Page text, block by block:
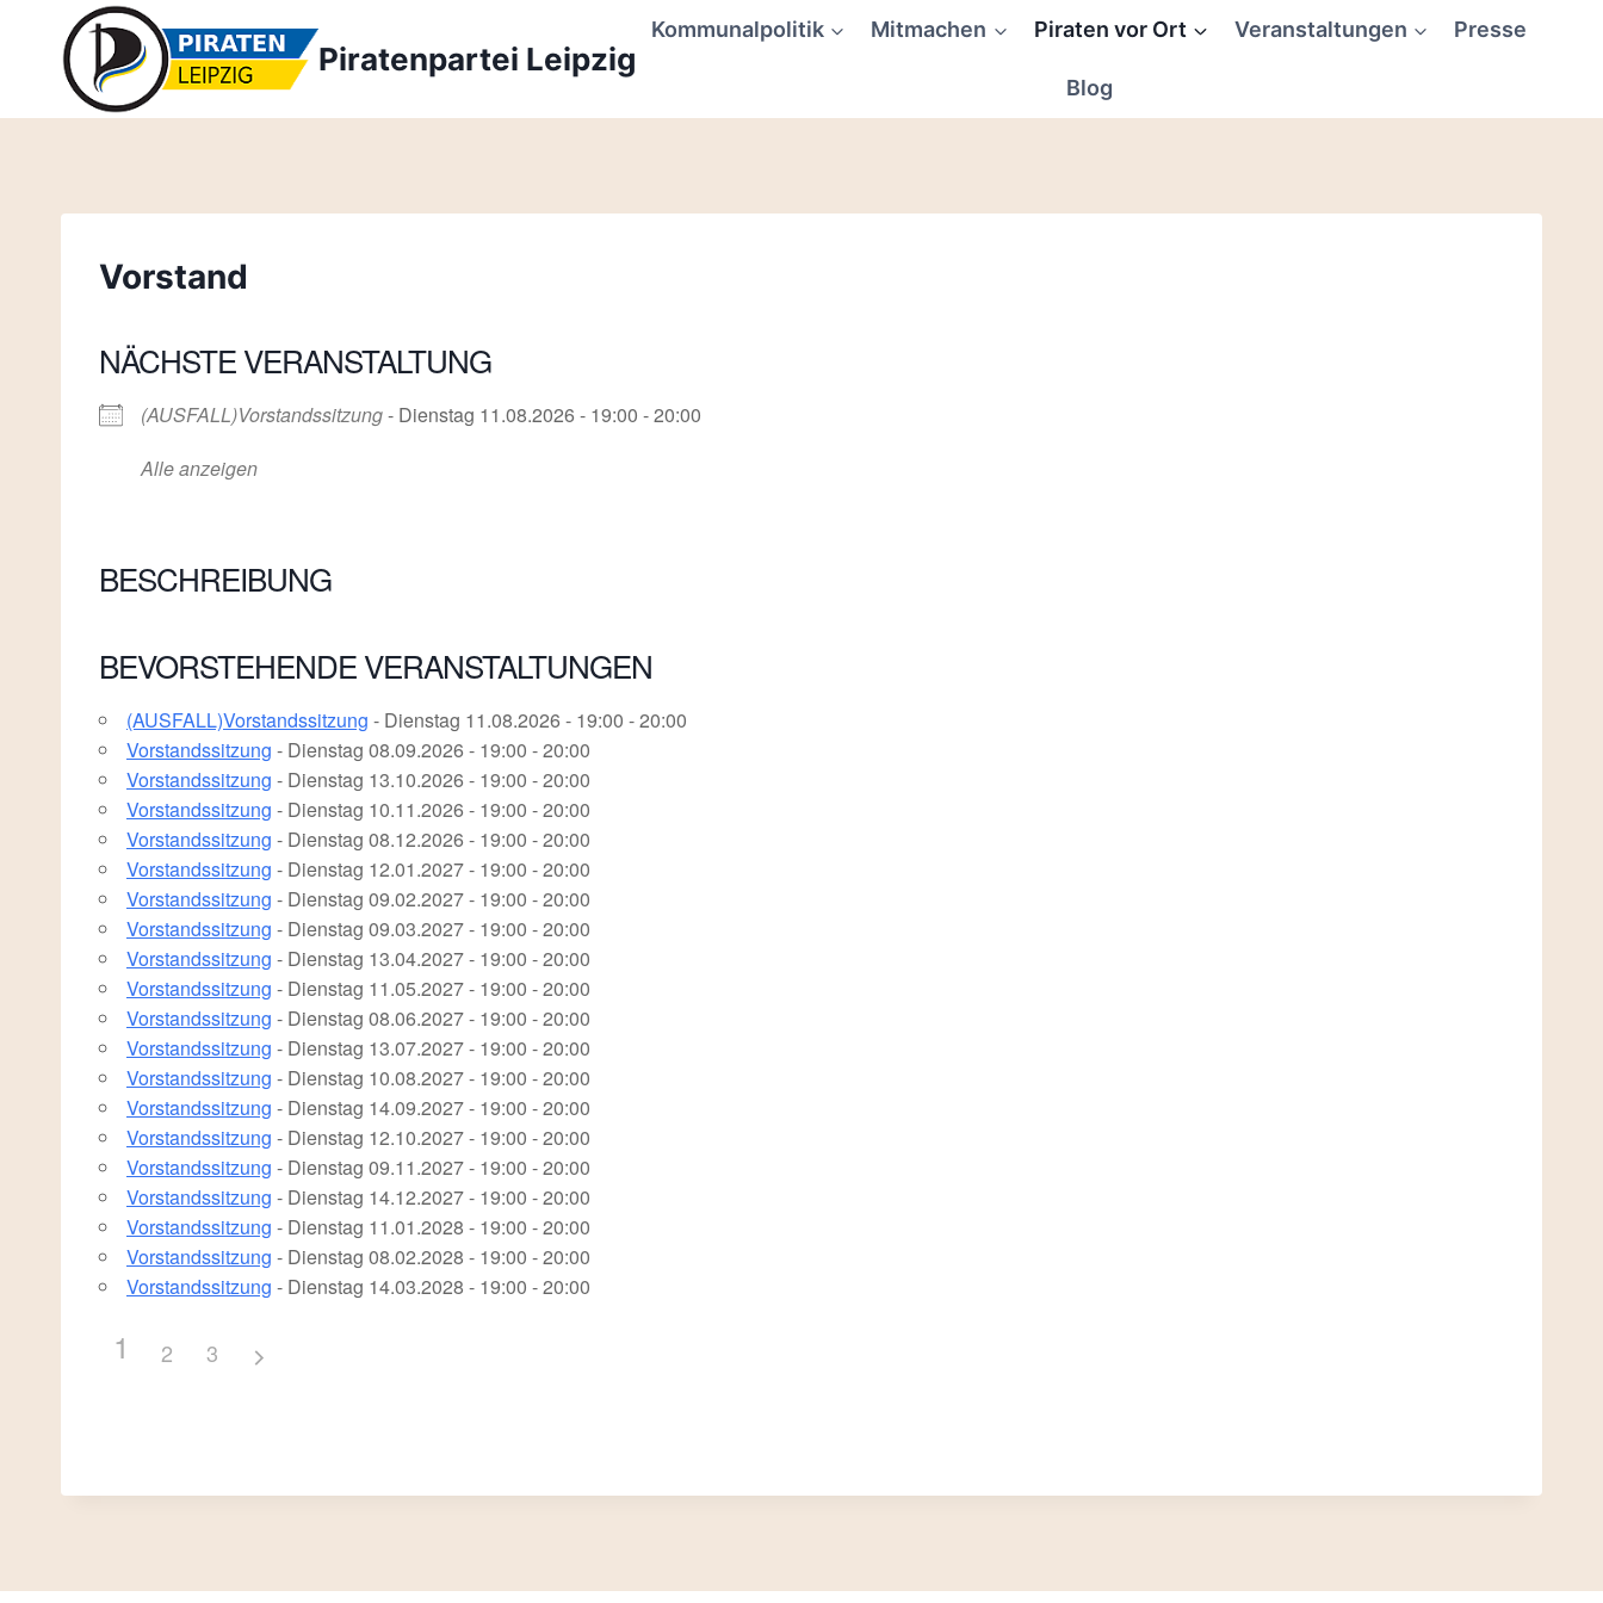
springen
Piratenpartei Leipzig
Kommunalpolitik Mitmachen Piraten vor Ort Veranstaltungen Presse
Blog
Vorstand
NÄCHSTE VERANSTALTUNG
(AUSFALL)Vorstandssitzung- Dienstag 11.08.2026 - 19:00 - 20:00
Alle anzeigen
BESCHREIBUNG
BEVORSTEHENDE VERANSTALTUNGEN
(AUSFALL)Vorstandssitzung - Dienstag 11.08.2026 - 19:00 - 20:00
Vorstandssitzung - Dienstag 08.09.2026 - 19:00 - 20:00
Vorstandssitzung - Dienstag 13.10.2026 - 19:00 - 20:00
Vorstandssitzung - Dienstag 10.11.2026 - 19:00 - 20:00
Vorstandssitzung - Dienstag 08.12.2026 - 19:00 - 20:00
Vorstandssitzung - Dienstag 12.01.2027 - 19:00 - 20:00
Vorstandssitzung - Dienstag 09.02.2027 - 19:00 - 20:00
Vorstandssitzung - Dienstag 09.03.2027 - 19:00 - 20:00
Vorstandssitzung - Dienstag 13.04.2027 - 19:00 - 20:00
Vorstandssitzung - Dienstag 11.05.2027 - 19:00 - 20:00
Vorstandssitzung - Dienstag 08.06.2027 - 19:00 - 20:00
Vorstandssitzung - Dienstag 13.07.2027 - 19:00 - 20:00
Vorstandssitzung - Dienstag 10.08.2027 - 19:00 - 20:00
Vorstandssitzung - Dienstag 14.09.2027 - 19:00 - 20:00
Vorstandssitzung - Dienstag 12.10.2027 - 19:00 - 20:00
Vorstandssitzung - Dienstag 09.11.2027 - 19:00 - 20:00
Vorstandssitzung - Dienstag 14.12.2027 - 19:00 - 20:00
Vorstandssitzung - Dienstag 11.01.2028 - 19:00 - 20:00
Vorstandssitzung - Dienstag 08.02.2028 - 19:00 - 20:00
Vorstandssitzung - Dienstag 14.03.2028 - 19:00 - 20:00
1 2 3